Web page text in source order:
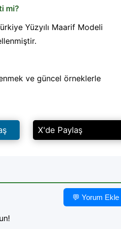
mi?
Yüzyılı Maarif Modeli
ve güncel örneklerle
X'de Paylaş
💬 Yorum Ekle